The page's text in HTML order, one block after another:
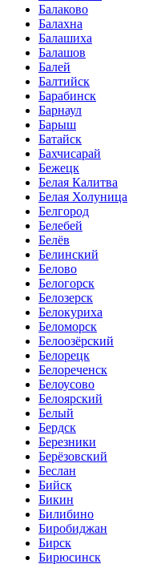
Балаково
Балахна
Балашиха
Балашов
Балей
Балтийск
Барабинск
Барнаул
Барыш
Батайск
Бахчисарай
Бежецк
Белая Калитва
Белая Холуница
Белгород
Белебей
Белёв
Белинский
Белово
Белогорск
Белозерск
Белокуриха
Беломорск
Белоозёрский
Белорецк
Белореченск
Белоусово
Белоярский
Белый
Бердск
Березники
Берёзовский
Беслан
Бийск
Бикин
Билибино
Биробиджан
Бирск
Бирюсинск